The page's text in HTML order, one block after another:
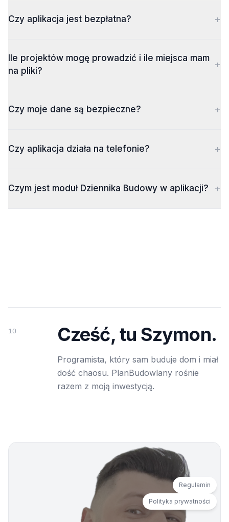
Czy aplikacja jest bezpłatna? +
Ile projektów mogę prowadzić i ile miejsca mam
na pliki?
+
Czy moje dane są bezpieczne? +
Czy aplikacja działa na telefonie? +
Czym jest moduł Dziennika Budowy w aplikacji? +
10 Cześć, tu Szymon.
Programista, który sam buduje dom i miał
dość chaosu. PlanBudowlany rośnie
razem z moją inwestycją.
Regulamin
Polityka prywatności